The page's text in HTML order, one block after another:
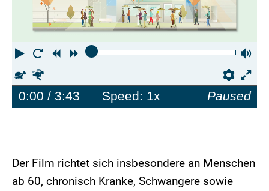
Play RestartRewindForward
Slower
0:00 / 3:43 Speed: 1x Paused
Der Film richtet sich insbesondere an Menschen
ab 60, chronisch Kranke, Schwangere sowie